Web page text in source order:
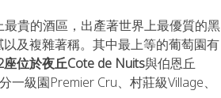
貴的酒區，出產著世界上最優質的黑
及複雜著稱。其中最上等的葡萄園有
座位於夜丘Cote de Nuits與伯恩丘
一級園Premier Cru、村莊級Village、